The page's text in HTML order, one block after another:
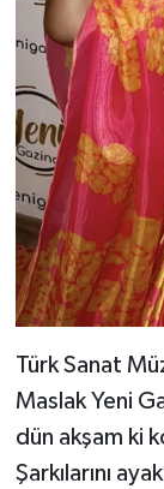
Türk Sanat
Maslak Yeni
dün akşam ki
Şarkılarını